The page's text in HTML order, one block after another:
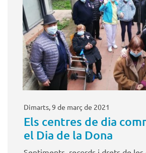
Dimarts, 9 de març de 2021
Els centres de dia
el Dia de la Dona